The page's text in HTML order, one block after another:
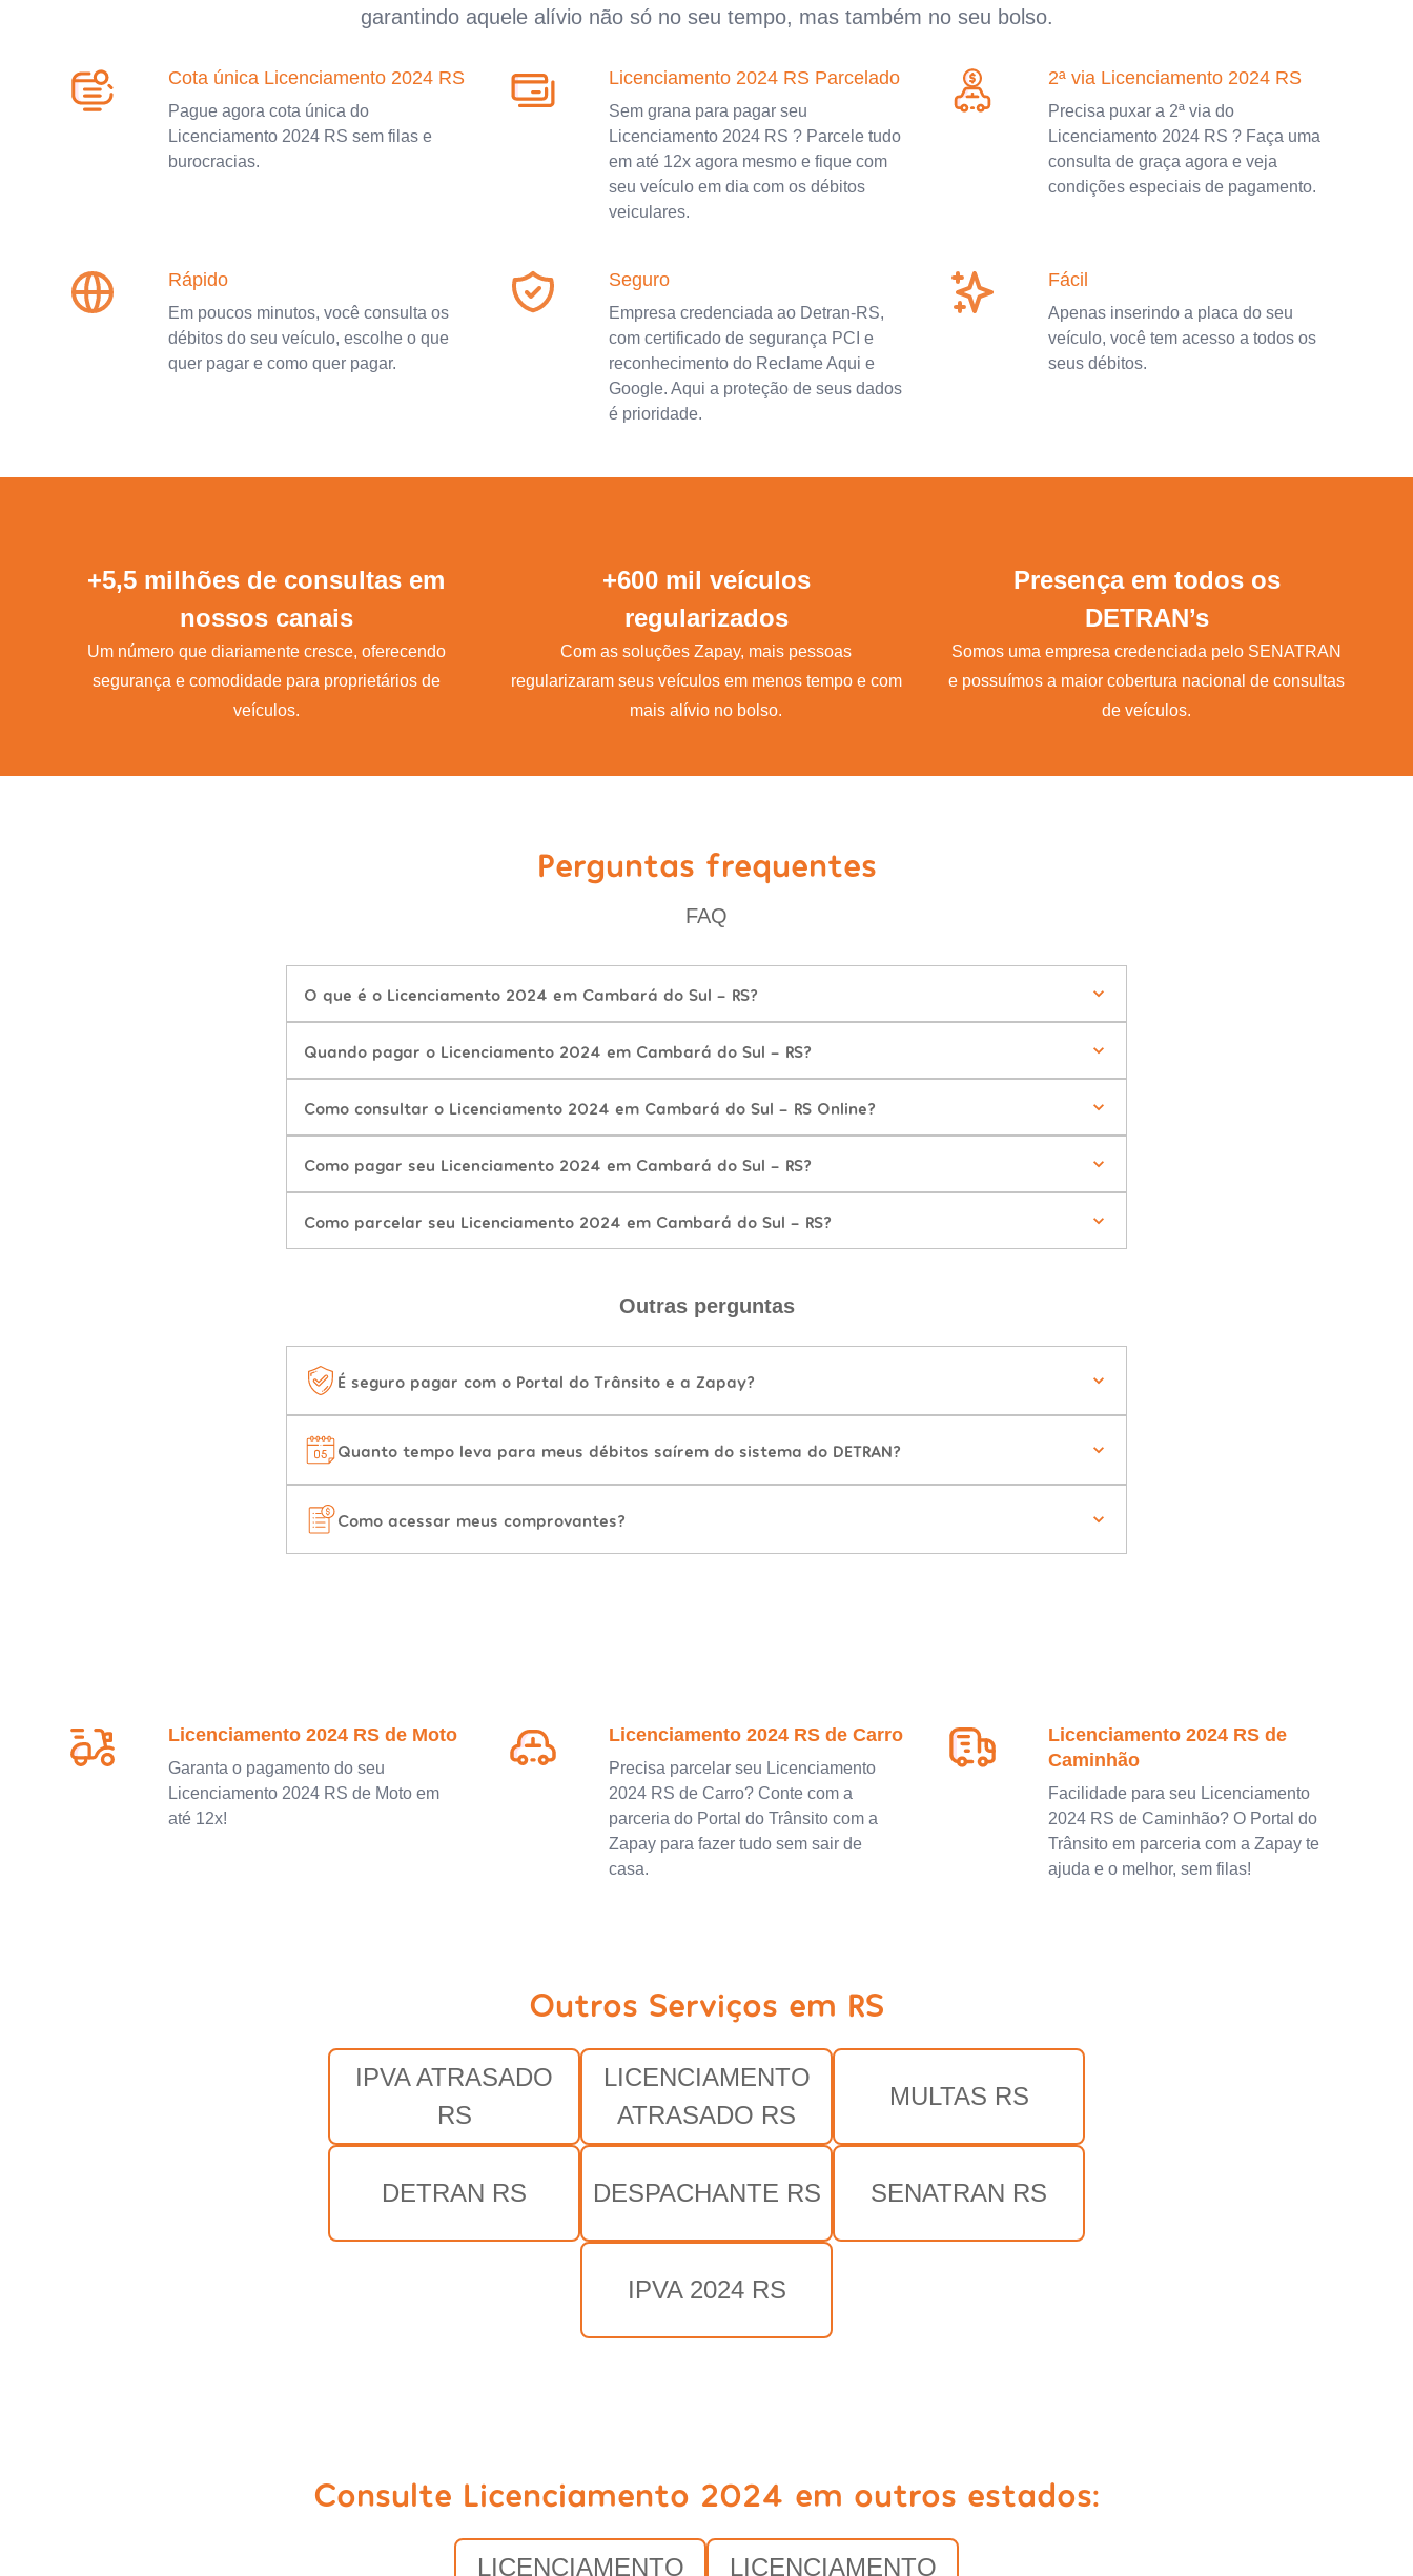
garantindo aquele alívio não só no seu tempo, mas também no seu bolso.
Cota única Licenciamento 2024 RS
Pague agora cota única do
Licenciamento 2024 RS sem filas e
burocracias.
Licenciamento 2024 RS Parcelado
Sem grana para pagar seu
Licenciamento 2024 RS ? Parcele tudo
em até 12x agora mesmo e fique com
seu veículo em dia com os débitos
veiculares.
2ª via Licenciamento 2024 RS
Precisa puxar a 2ª via do
Licenciamento 2024 RS ? Faça uma
consulta de graça agora e veja
condições especiais de pagamento.
Rápido
Em poucos minutos, você consulta os
débitos do seu veículo, escolhe o que
quer pagar e como quer pagar.
Seguro
Empresa credenciada ao Detran-RS,
com certificado de segurança PCI e
reconhecimento do Reclame Aqui e
Google. Aqui a proteção de seus dados
é prioridade.
Fácil
Apenas inserindo a placa do seu
veículo, você tem acesso a todos os
seus débitos.
+5,5 milhões de consultas em
nossos canais
Um número que diariamente cresce, oferecendo
segurança e comodidade para proprietários de
veículos.
+600 mil veículos
regularizados
Com as soluções Zapay, mais pessoas
regularizaram seus veículos em menos tempo e com
mais alívio no bolso.
Presença em todos os
DETRAN’s
Somos uma empresa credenciada pelo SENATRAN
e possuímos a maior cobertura nacional de consultas
de veículos.
Perguntas frequentes
FAQ
O que é o Licenciamento 2024 em Cambará do Sul - RS?
Quando pagar o Licenciamento 2024 em Cambará do Sul - RS?
Como consultar o Licenciamento 2024 em Cambará do Sul - RS Online?
Como pagar seu Licenciamento 2024 em Cambará do Sul - RS?
Como parcelar seu Licenciamento 2024 em Cambará do Sul - RS?
Outras perguntas
É seguro pagar com o Portal do Trânsito e a Zapay?
Quanto tempo leva para meus débitos saírem do sistema do DETRAN?
Como acessar meus comprovantes?
Licenciamento 2024 RS de Moto
Garanta o pagamento do seu
Licenciamento 2024 RS de Moto em
até 12x!
Licenciamento 2024 RS de Carro
Precisa parcelar seu Licenciamento
2024 RS de Carro? Conte com a
parceria do Portal do Trânsito com a
Zapay para fazer tudo sem sair de
casa.
Licenciamento 2024 RS de
Caminhão
Facilidade para seu Licenciamento
2024 RS de Caminhão? O Portal do
Trânsito em parceria com a Zapay te
ajuda e o melhor, sem filas!
Outros Serviços em RS
IPVA ATRASADO
RS
LICENCIAMENTO
ATRASADO RS
MULTAS RS
DETRAN RS DESPACHANTE RS SENATRAN RS
IPVA 2024 RS
Consulte Licenciamento 2024 em outros estados:
LICENCIAMENTO LICENCIAMENTO